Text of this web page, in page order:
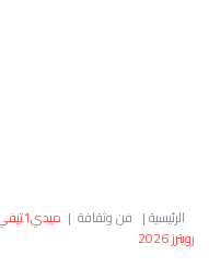
الرئيسية| فن وثقافة |
رويترز 2026